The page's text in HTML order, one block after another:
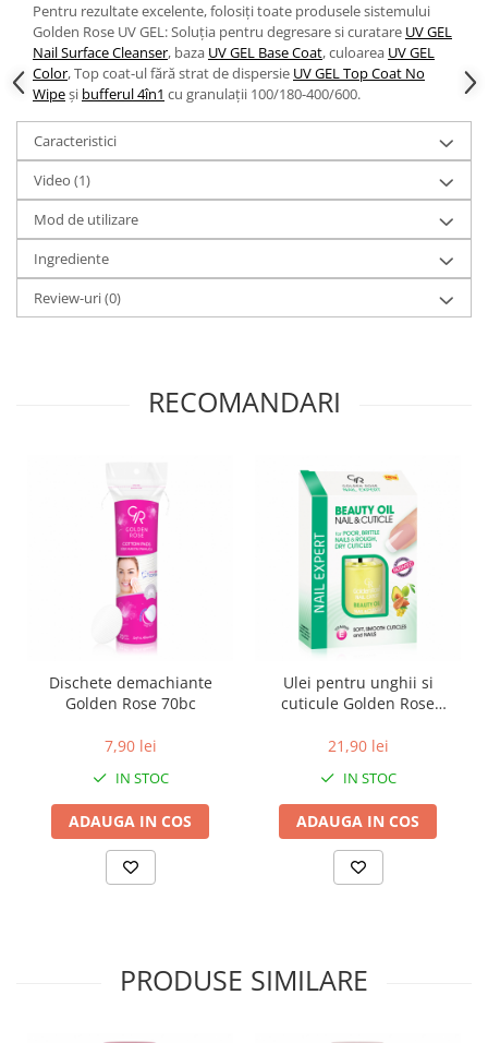
Pentru rezultate excelente, folosiți toate produsele sistemului
Golden Rose UV GEL: Soluția pentru degresare si curatare UV GEL
Nail Surface Cleanser, baza UV GEL Base Coat, culoarea UV GEL
Color, Top coat-ul fără strat de dispersie UV GEL Top Coat No
Wipeși bufferul 4în1 cu granulații 100/180-400/600.
Caracteristici
Video (1)
Mod de utilizare
Ingrediente
Review-uri(0)
RECOMANDARI
Dischete demachiante
Golden Rose 70bc
7,90 lei
IN STOC
ADAUGA IN COS
Ulei pentru unghii si
cuticule Golden Rose
21,90 lei
IN STOC
ADAUGA IN COS
PRODUSE SIMILARE